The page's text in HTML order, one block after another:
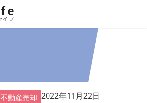
不動産売却 2022年11月22日